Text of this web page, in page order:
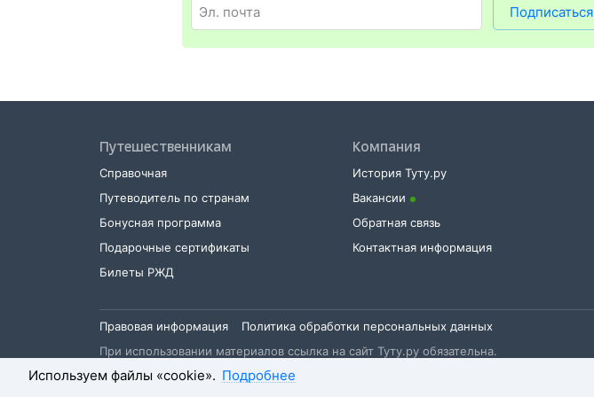
Подписаться
Путешественникам
Справочная
Путеводитель по странам
Бонусная программа
Подарочные сертификаты
Билеты РЖД
Компания
История Туту.ру
Вакансии
Обратная связь
Контактная информация
Правовая информация
Политика обработки персональных данных
При использовании материалов ссылка на сайт Туту.ру обязательна.
Используем файлы «cookie». Подробнее